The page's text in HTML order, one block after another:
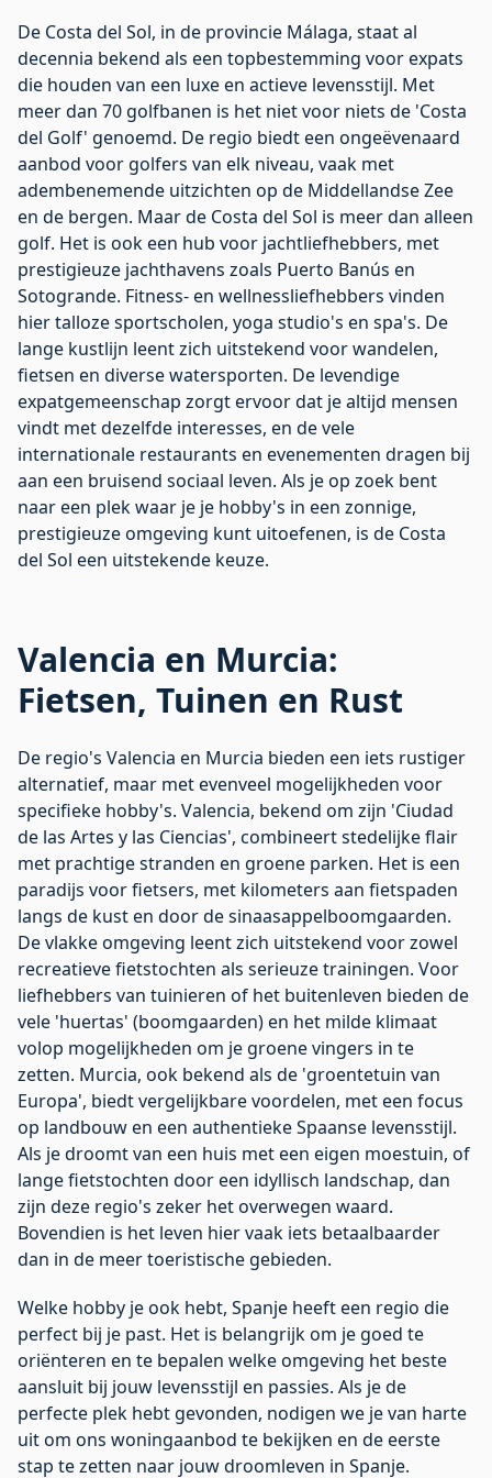
De Costa del Sol, in de provincie Málaga, staat al
decennia bekend als een topbestemming voor expats
die houden van een luxe en actieve levensstijl. Met
meer dan 70 golfbanen is het niet voor niets de 'Costa
del Golf' genoemd. De regio biedt een ongeëvenaard
aanbod voor golfers van elk niveau, vaak met
adembenemende uitzichten op de Middellandse Zee
en de bergen. Maar de Costa del Sol is meer dan alleen
golf. Het is ook een hub voor jachtliefhebbers, met
prestigieuze jachthavens zoals Puerto Banús en
Sotogrande. Fitness- en wellnessliefhebbers vinden
hier talloze sportscholen, yoga studio's en spa's. De
lange kustlijn leent zich uitstekend voor wandelen,
fietsen en diverse watersporten. De levendige
expatgemeenschap zorgt ervoor dat je altijd mensen
vindt met dezelfde interesses, en de vele
internationale restaurants en evenementen dragen bij
aan een bruisend sociaal leven. Als je op zoek bent
naar een plek waar je je hobby's in een zonnige,
prestigieuze omgeving kunt uitoefenen, is de Costa
del Sol een uitstekende keuze.
Valencia en Murcia:
Fietsen, Tuinen en Rust
De regio's Valencia en Murcia bieden een iets rustiger
alternatief, maar met evenveel mogelijkheden voor
specifieke hobby's. Valencia, bekend om zijn 'Ciudad
de las Artes y las Ciencias', combineert stedelijke flair
met prachtige stranden en groene parken. Het is een
paradijs voor fietsers, met kilometers aan fietspaden
langs de kust en door de sinaasappelboomgaarden.
De vlakke omgeving leent zich uitstekend voor zowel
recreatieve fietstochten als serieuze trainingen. Voor
liefhebbers van tuinieren of het buitenleven bieden de
vele 'huertas' (boomgaarden) en het milde klimaat
volop mogelijkheden om je groene vingers in te
zetten. Murcia, ook bekend als de 'groentetuin van
Europa', biedt vergelijkbare voordelen, met een focus
op landbouw en een authentieke Spaanse levensstijl.
Als je droomt van een huis met een eigen moestuin, of
lange fietstochten door een idyllisch landschap, dan
zijn deze regio's zeker het overwegen waard.
Bovendien is het leven hier vaak iets betaalbaarder
dan in de meer toeristische gebieden.
Welke hobby je ook hebt, Spanje heeft een regio die
perfect bij je past. Het is belangrijk om je goed te
oriënteren en te bepalen welke omgeving het beste
aansluit bij jouw levensstijl en passies. Als je de
perfecte plek hebt gevonden, nodigen we je van harte
uit om ons woningaanbod te bekijken en de eerste
stap te zetten naar jouw droomleven in Spanje.